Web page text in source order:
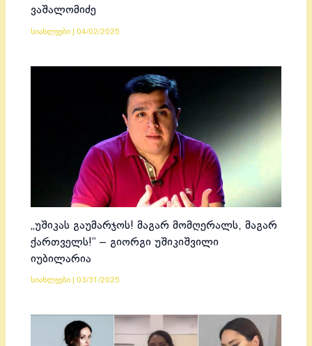
ვაშალომიძე
სიახლეები 04/02/2025
„უშიკას გაუმარჯოს! მაგარ მომღერალს, მაგარ
ქართველს!“ – გიორგი უშიკიშვილი
იუბილარია
სიახლეები 03/31/2025